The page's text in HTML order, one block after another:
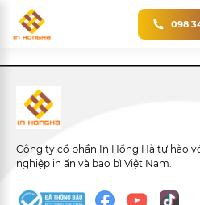
Công ty cổ phần In Hồng Hà tự hào
nghiệp in ấn và bao bì Việt Nam.